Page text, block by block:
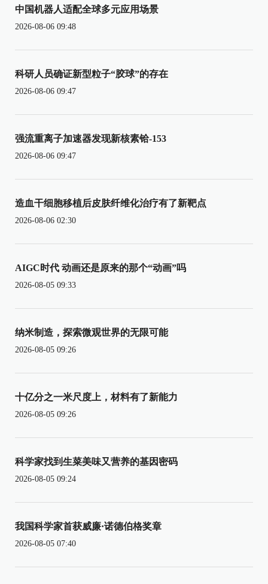
中国机器人适配全球多元应用场景
2026-08-06 09:48
科研人员确证新型粒子“胶球”的存在
2026-08-06 09:47
强流重离子加速器发现新核素铪-153
2026-08-06 09:47
造血干细胞移植后皮肤纤维化治疗有了新靶点
2026-08-06 02:30
AIGC时代 动画还是原来的那个“动画”吗
2026-08-05 09:33
纳米制造，探索微观世界的无限可能
2026-08-05 09:26
十亿分之一米尺度上，材料有了新能力
2026-08-05 09:26
科学家找到生菜美味又营养的基因密码
2026-08-05 09:24
我国科学家首获威廉·诺德伯格奖章
2026-08-05 07:40